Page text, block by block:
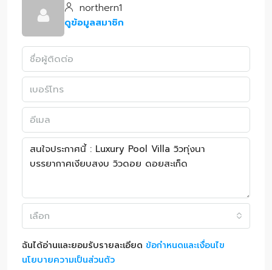
northern1
ดูข้อมูลสมาชิก
เลือก
ฉันได้อ่านและยอมรับรายละเอียด ข้อกำหนดและเงื่อนไข
นโยบายความเป็นส่วนตัว